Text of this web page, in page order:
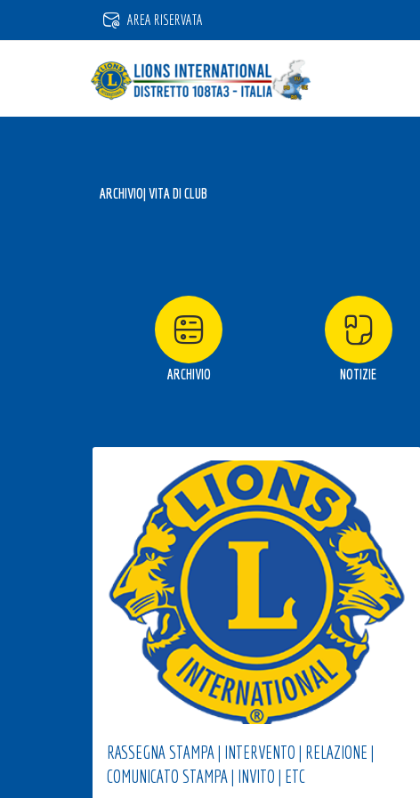
AREA RISERVATA
ARCHIVIO| VITA DI CLUB
ARCHIVIO NOTIZIE
RASSEGNA STAMPA | INTERVENTO | RELAZIONE |
COMUNICATO STAMPA | INVITO | ETC